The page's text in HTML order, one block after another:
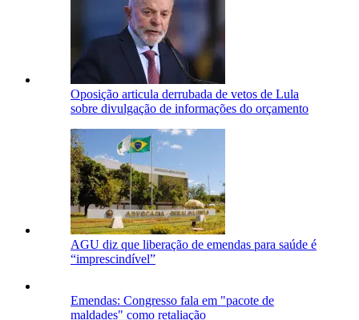
Oposição articula derrubada de vetos de Lula
sobre divulgação de informações do orçamento
AGU diz que liberação de emendas para saúde é
“imprescindível”
Emendas: Congresso fala em "pacote de
maldades" como retaliação